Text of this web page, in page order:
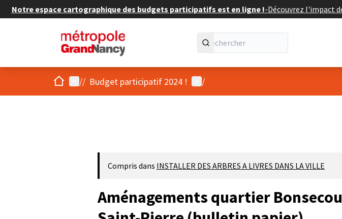
Notre espace cartographique des budgets participatifs est en ligne !-Découvrez l'impact
AccueilMenu principal
// Budget participatif 2024 ! Menu utilisateur
/
Compris dans INSTALLER DES ARBRES A LIVRES DANS LA VILLE
Aménagements quartier